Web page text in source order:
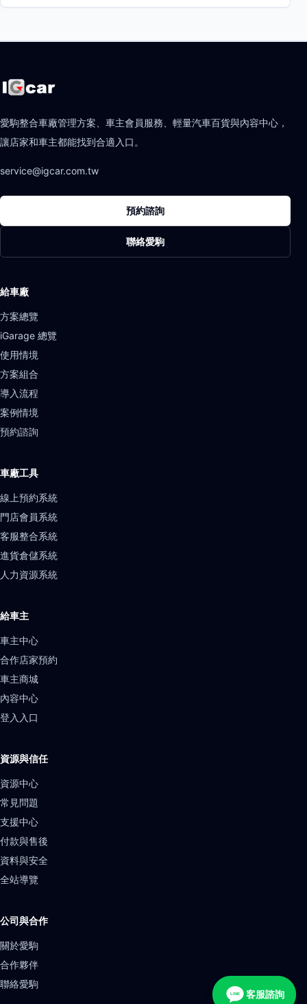
愛駒整合車廠管理方案、車主會員服務、輕量汽車百貨與內容中心，
讓店家和車主都能找到合適入口。
service@igcar.com.tw
預約諮詢
聯絡愛駒
給車廠
方案總覽
iGarage 總覽
使用情境
方案組合
導入流程
案例情境
預約諮詢
車廠工具
線上預約系統
門店會員系統
客服整合系統
進貨倉儲系統
人力資源系統
給車主
車主中心
合作店家預約
車主商城
內容中心
登入入口
資源與信任
資源中心
常見問題
支援中心
付款與售後
資料與安全
全站導覽
公司與合作
關於愛駒
合作夥伴
聯絡愛駒
LINE 客服諮詢